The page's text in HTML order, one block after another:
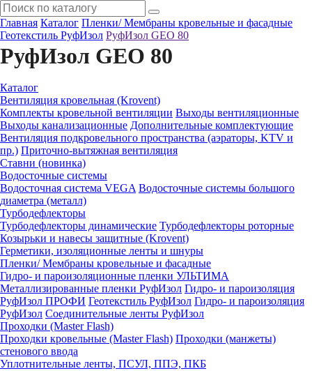
Главная Каталог Пленки/ Мембраны кровельные и фасадные
Геотекстиль РуфИзол РуфИзол GEO 80
РуфИзол GEO 80
Каталог
Вентиляция кровельная (Krovent)
Комплекты кровельной вентиляции Выходы вентиляционные
Выходы канализационные Дополнительные комплектующие
Вентиляция подкровельного пространства (аэраторы, KTV и
пр.) Приточно-вытяжная вентиляция
Ставни (новинка)
Водосточные системы
Водосточная система VEGA Водосточные системы большого
диаметра (металл)
Турбодефлекторы
Турбодефлекторы динамические Турбодефлекторы роторные
Козырьки и навесы защитные (Krovent)
Герметики, изоляционные ленты и шнуры
Пленки/ Мембраны кровельные и фасадные
Гидро- и пароизоляционные пленки УЛЬТИМА
Металлизированные пленки РуфИзол Гидро- и пароизоляция
РуфИзол ПРОФИ Геотекстиль РуфИзол Гидро- и пароизоляция
РуфИзол Соединительные ленты РуфИзол
Проходки (Master Flash)
Проходки кровельные (Master Flash) Проходки (манжеты)
стенового ввода
Уплотнительные ленты, ПСУЛ, ППЭ, ПКБ